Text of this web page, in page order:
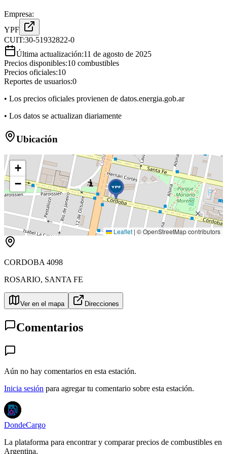
Empresa:
YPF
CUIT:30-51932822-0
Última actualización:11 de agosto de 2025
Precios disponibles:10 combustibles
Precios oficiales:10
Reportes de usuarios:0
• Los precios oficiales provienen de datos.energia.gob.ar
• Los datos se actualizan diariamente
Ubicación
+
−
Leaflet | © OpenStreetMap contributors
CORDOBA 4098
ROSARIO, SANTA FE
Ver en el mapa Direcciones
Comentarios
Aún no hay comentarios en esta estación.
Inicia sesión para agregar tu comentario sobre esta estación.
DondeCargo
La plataforma para encontrar y comparar precios de combustibles en
Argentina.